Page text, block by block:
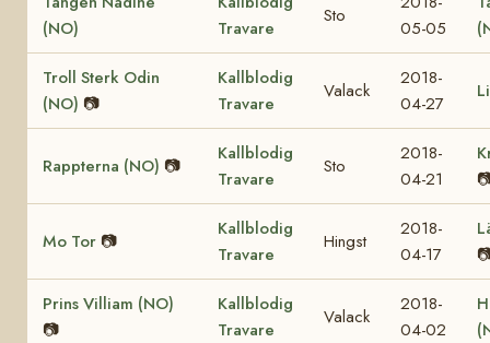
(NO)
Travare
Sto
05-05
Troll Sterk Odin
(NO) 📷
Kallblodig
Travare
Valack
2018-
04-27
Rappterna (NO) 📷
Kallblodig
Travare
Sto
2018-
04-21
Mo Tor 📷
Kallblodig
Travare
Hingst
2018-
04-17
Prins Villiam (NO)
📷
Kallblodig
Travare
Valack
2018-
04-02